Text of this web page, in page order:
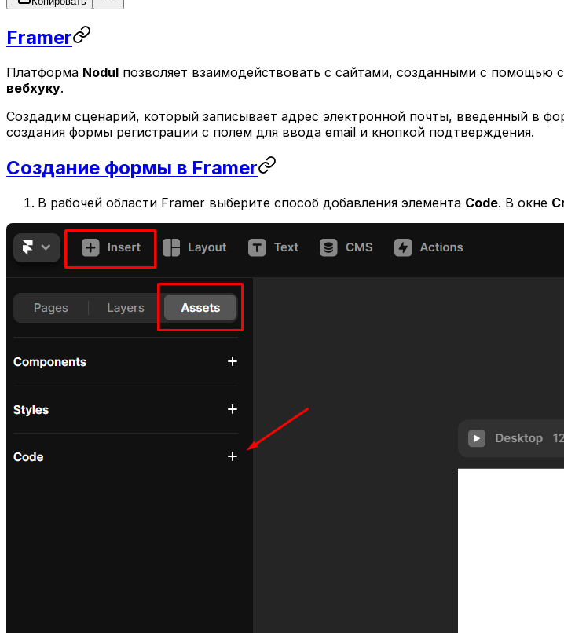
Framer
Платформа Nodul позволяет взаимодействовать с сайтами, созданными с помощью
вебхуку.
Создадим сценарий, который записывает адрес электронной почты, введённый в
создания формы регистрации с полем для ввода email и кнопкой подтверждения.
Создание формы в Framer
В рабочей области Framer выберите способ добавления элемента Code. В окне